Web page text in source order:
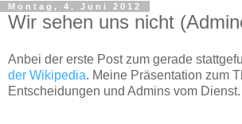
Montag, 4. Juni 2012
Wir sehen uns nicht
Anbei der erste Post zum gerade
der Wikipedia. Meine Präsentation zum
Entscheidungen und Admins vom Dienst.